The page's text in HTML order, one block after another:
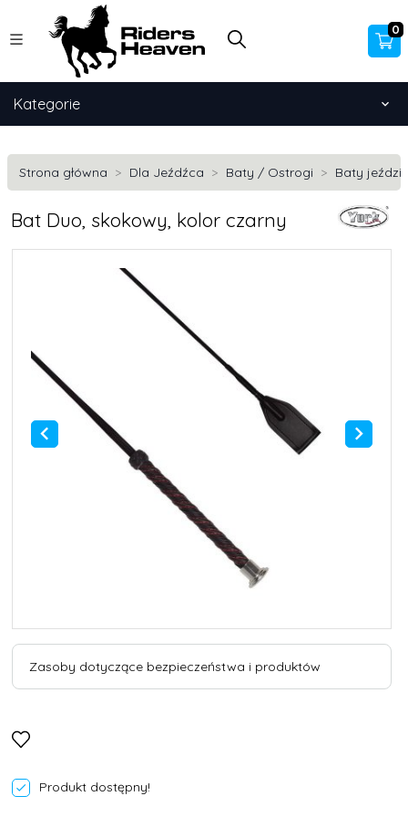
0
Kategorie
Strona główna Dla Jeźdźca Baty / Ostrogi Baty
Bat Duo, skokowy, kolor czarny
Zasoby dotyczące bezpieczeństwa i produktów
Produkt dostępny!